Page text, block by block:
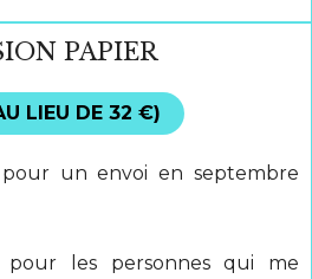
PAPIER
LIEU DE 32 €)
pour un envoi en septembre
les personnes qui me